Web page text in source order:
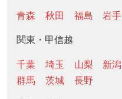
青森 秋田 福島 岩手
関東・甲信越
千葉 埼玉 山梨 新潟
群馬
茨城 長野